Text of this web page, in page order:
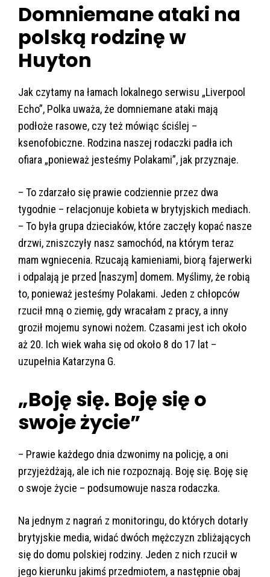
Domniemane ataki na
polską rodzinę w
Huyton
Jak czytamy na łamach lokalnego serwisu „Liverpool
Echo”, Polka uważa, że domniemane ataki mają
podłoże rasowe, czy też mówiąc ściślej –
ksenofobiczne. Rodzina naszej rodaczki padła ich
ofiara „ponieważ jesteśmy Polakami”, jak przyznaje.
– To zdarzało się prawie codziennie przez dwa
tygodnie – relacjonuje kobieta w brytyjskich mediach.
– To była grupa dzieciaków, które zaczęły kopać nasze
drzwi, zniszczyły nasz samochód, na którym teraz
mam wgniecenia. Rzucają kamieniami, biorą fajerwerki
i odpalają je przed [naszym] domem. Myślimy, że robią
to, ponieważ jesteśmy Polakami. Jeden z chłopców
rzucił mną o ziemię, gdy wracałam z pracy, a inny
groził mojemu synowi nożem. Czasami jest ich około
aż 20. Ich wiek waha się od około 8 do 17 lat –
uzupełnia Katarzyna G.
„Boję się. Boję się o
swoje życie”
– Prawie każdego dnia dzwonimy na policję, a oni
przyjeżdżają, ale ich nie rozpoznają. Boję się. Boję się
o swoje życie – podsumowuje nasza rodaczka.
Na jednym z nagrań z monitoringu, do których dotarły
brytyjskie media, widać dwóch mężczyzn zbliżających
się do domu polskiej rodziny. Jeden z nich rzucił w
jego kierunku jakimś przedmiotem, a następnie obaj